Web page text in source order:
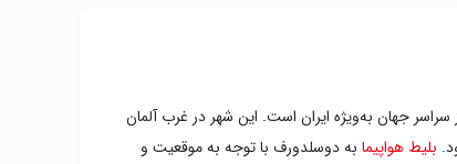
جهان به‌ویژه ایران است. این شهر در غرب آلمان
بلیط هواپیما به دوسلدورف با توجه به موقعیت و